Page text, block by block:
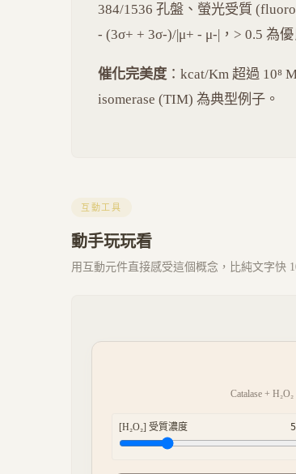
384/1536 孔盤、螢光受質
- (3σ+ + 3σ-)/|μ+ - μ-|，> 0.5 為優
催化完美度 ：kcat/Km 超過 10⁸
isomerase (TIM) 為典型例子。
互動工具
動手玩玩看
用互動元件直接感受這個概念，比純文字快
Catalase +
[H₂O₂] 受質濃度